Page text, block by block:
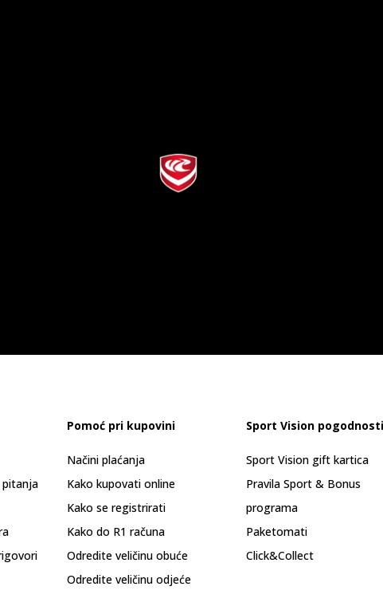
pitanja
Pomoć pri kupovini
Načini plaćanja
Kako kupovati online
Kako se registrirati
Kako do R1 računa
Odredite veličinu obuće
Odredite veličinu odjeće
Sport Vision pogodnosti
Sport Vision gift kartica
Pravila Sport & Bonus
programa
Paketomati
Click&Collect